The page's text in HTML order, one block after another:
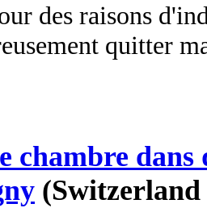
des raisons
quitter
chambre
(Switzerland